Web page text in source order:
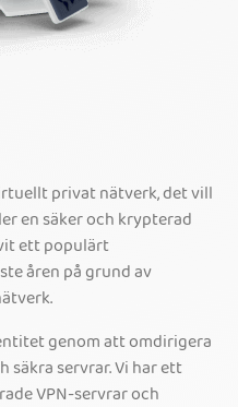
privat nätverk, det vill
en säker och krypterad
ett populärt
åren på grund av
genom att omdirigera
servrar. Vi har ett
VPN-servrar och